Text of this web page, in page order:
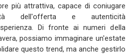
più attrattiva, capace di coniugare
dell'offerta e autenticità
Di fronte ai numeri della
possiamo immaginare un'estate
questo trend, ma anche gestirlo